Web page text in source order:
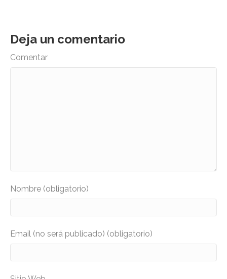
Deja un comentario
Comentar
Nombre (obligatorio)
Email (no será publicado) (obligatorio)